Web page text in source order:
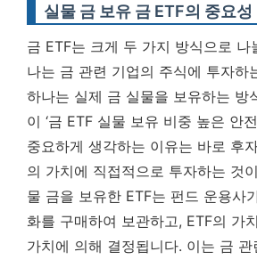
실물 금 보유 금 ETF의 중요성
금 ETF는 크게 두 가지 방식으로 나
나는 금 관련 기업의 주식에 투자하
하나는 실제 금 실물을 보유하는 방
이 ‘금 ETF 실물 보유 비중 높은 안
중요하게 생각하는 이유는 바로 후
의 가치에 직접적으로 투자하는 것
물 금을 보유한 ETF는 펀드 운용사
화를 구매하여 보관하고, ETF의 가
가치에 의해 결정됩니다. 이는 금